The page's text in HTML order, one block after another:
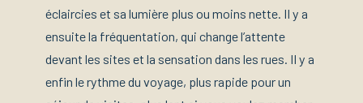
éclaircies et sa lumière plus ou moins nette. Il y a
ensuite la fréquentation, qui change l’attente
devant les sites et la sensation dans les rues. Il y a
enfin le rythme du voyage, plus rapide pour un